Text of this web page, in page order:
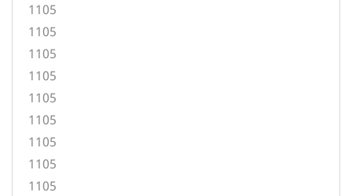
1105
1105
1105
1105
1105
1105
1105
1105
1105